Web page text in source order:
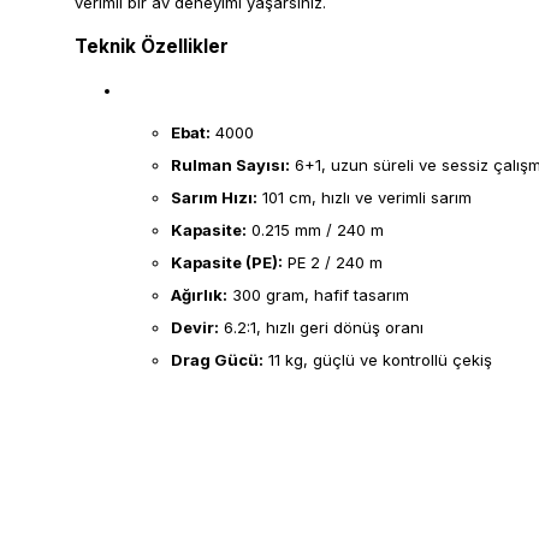
Teknik Özellikler
Ebat: 4000
Rulman Sayısı: 6+1, uzun süreli ve sessiz
Sarım Hızı: 101 cm, hızlı ve verimli sarım
Kapasite: 0.215 mm / 240 m
Kapasite (PE): PE 2 / 240 m
Ağırlık: 300 gram, hafif tasarım
Devir: 6.2:1, hızlı geri dönüş oranı
Drag Gücü: 11 kg, güçlü ve kontrollü çekiş